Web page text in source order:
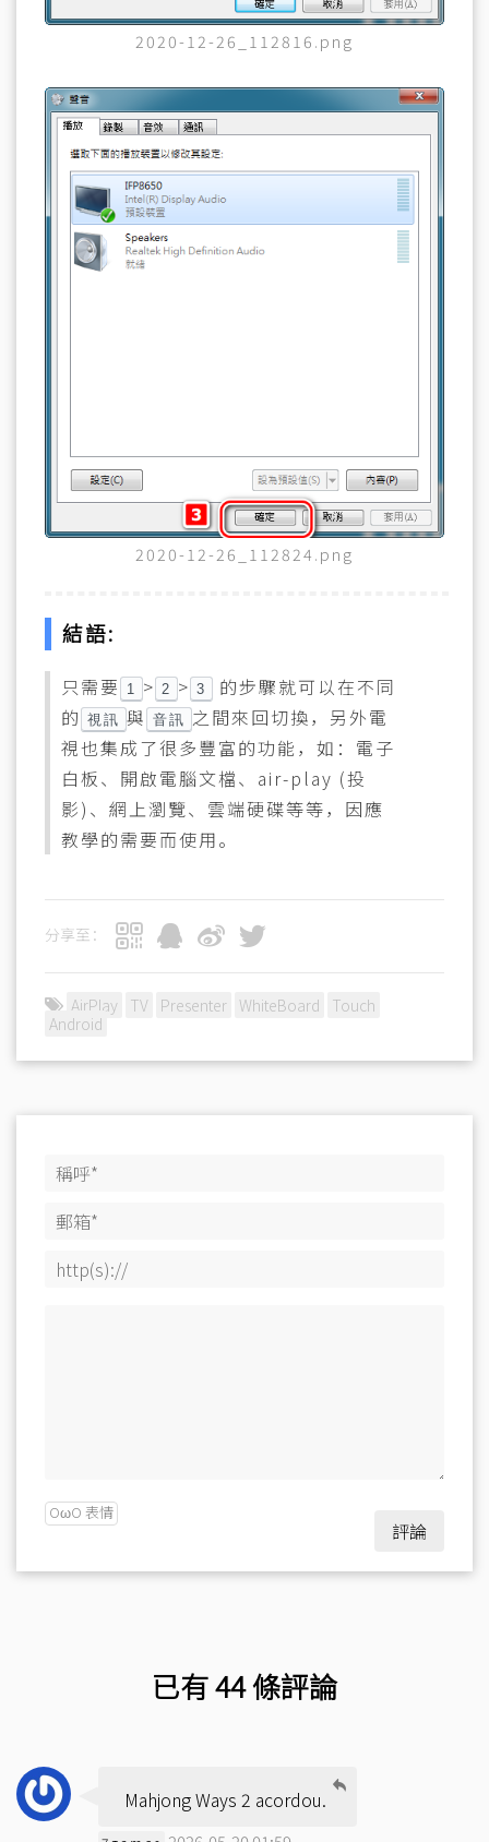
2020-12-26_112816.png
2020-12-26_112824.png
結語:
只需要 1 > 2 > 3
的步驟就可以在不同
的 視訊 與 音訊 之間來回切換，另外電
視也集成了很多豐富的功能，如：電子
白板、開啟電腦文檔、air-play (投
影)、網上瀏覽、雲端硬碟等等，因應
教學的需要而使用。
分享至：
AirPlay TV Presenter WhiteBoard
Touch
Android
已有 44 條評論
Mahjong Ways 2 acordou.
OωO 表情
評論